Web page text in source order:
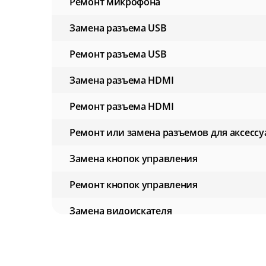
Замена разъема USB
Ремонт разъема USB
Замена разъема HDMI
Ремонт разъема HDMI
Ремонт или замена разъемов для
Замена кнопок управления
Ремонт кнопок управления
Замена видоискателя